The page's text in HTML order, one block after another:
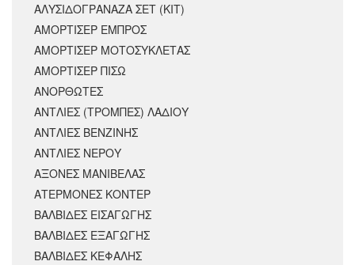
ΑΛΥΣΙΔΟΓΡΑΝΑΖΑ ΣΕΤ (ΚΙΤ)
ΑΜΟΡΤΙΣΕΡ ΕΜΠΡΟΣ
ΑΜΟΡΤΙΣΈΡ ΜΟΤΟΣΥΚΛΈΤΑΣ
ΑΜΟΡΤΙΣΕΡ ΠΙΣΩ
ΑΝΟΡΘΩΤΕΣ
ΑΝΤΛΙΕΣ (ΤΡΟΜΠΕΣ) ΛΑΔΙΟΥ
ΑΝΤΛΙΕΣ ΒΕΝΖΙΝΗΣ
ΑΝΤΛΙΕΣ ΝΕΡΟΥ
ΑΞΟΝΕΣ ΜΑΝΙΒΕΛΑΣ
ΑΤΕΡΜΟΝΕΣ ΚΟΝΤΕΡ
ΒΑΛΒΙΔΕΣ ΕΙΣΑΓΩΓΗΣ
ΒΑΛΒΙΔΕΣ ΕΞΑΓΩΓΗΣ
ΒΑΛΒΙΔΕΣ ΚΕΦΑΛΗΣ